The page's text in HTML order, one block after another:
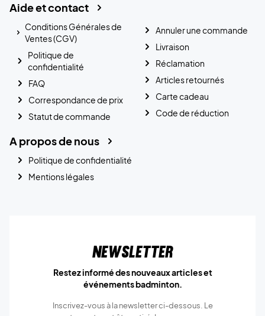
Aide et contact
Conditions Générales de
Ventes (CGV)
Politique de
confidentialité
FAQ
Correspondance de prix
Statut de commande
Annuler une commande
Livraison
Réclamation
Articles retournés
Carte cadeau
Code de réduction
A propos de nous
Politique de confidentialité
Mentions légales
Newsletter
Restez informé des nouveaux articles et
événements badminton.
Inscrivez-vous à la newsletter ci-dessous. Le